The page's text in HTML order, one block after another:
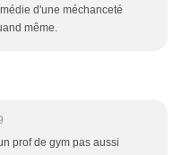
d'une méchanceté
même.
prof de gym pas aussi